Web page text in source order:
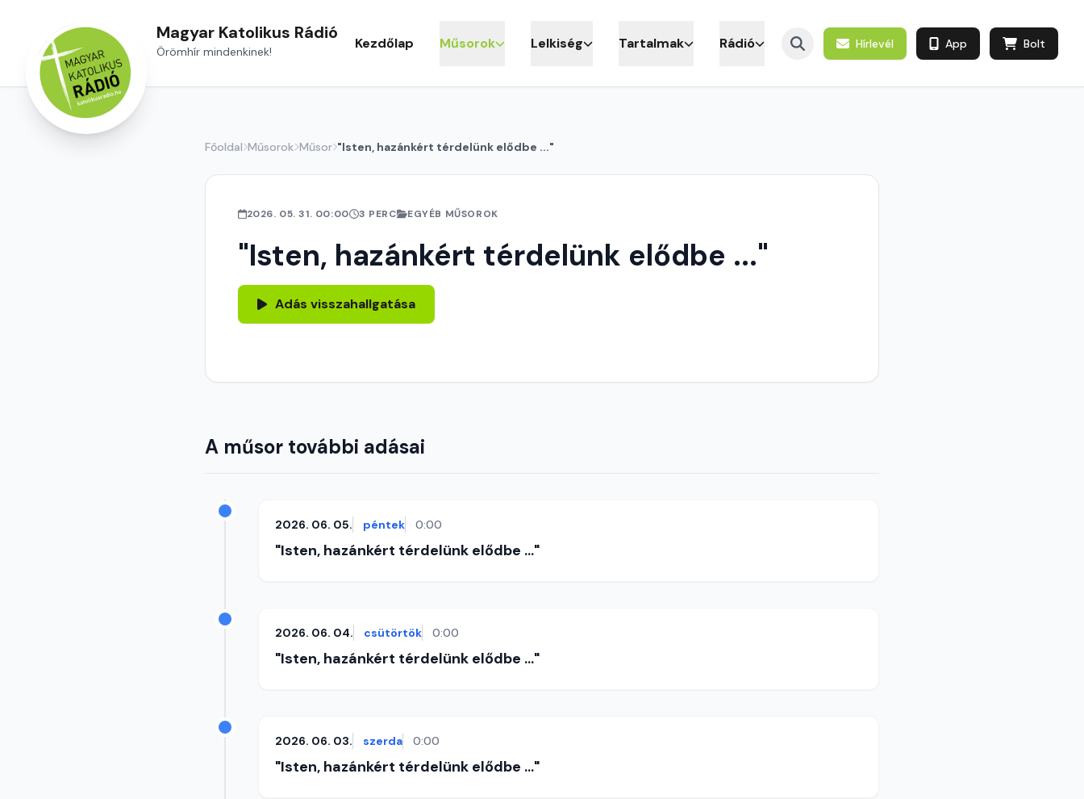
Magyar Katolikus Rádió
Örömhír mindenkinek! Kezdőlap Műsorok Lelkiség Tartalmak Rádió Hírlevél App Bolt
Főoldal Műsorok Műsor "Isten, hazánkért térdelünk elődbe ..."
2026. 05. 31. 00:00 3 PERC EGYÉB MŰSOROK
"Isten, hazánkért térdelünk elődbe ..."
Adás visszahallgatása
A műsor további adásai
2026. 06. 05. péntek 0:00
"Isten, hazánkért térdelünk elődbe ..."
2026. 06. 04. csütörtök 0:00
"Isten, hazánkért térdelünk elődbe ..."
2026. 06. 03. szerda 0:00
"Isten, hazánkért térdelünk elődbe ..."